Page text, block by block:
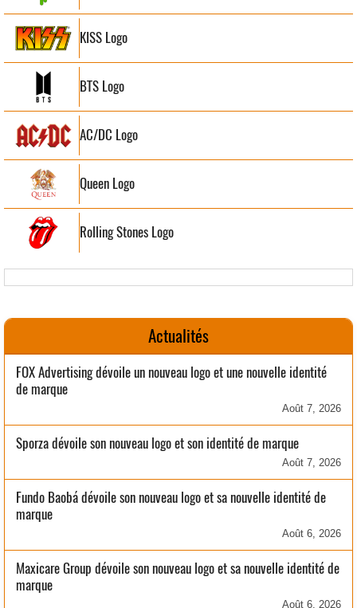
KISS Logo
BTS Logo
AC/DC Logo
Queen Logo
Rolling Stones Logo
Actualités
FOX Advertising dévoile un nouveau logo et une nouvelle identité
de marque
Août 7, 2026
Sporza dévoile son nouveau logo et son identité de marque
Août 7, 2026
Fundo Baobá dévoile son nouveau logo et sa nouvelle identité de
marque
Août 6, 2026
Maxicare Group dévoile son nouveau logo et sa nouvelle identité de
marque
Août 6, 2026